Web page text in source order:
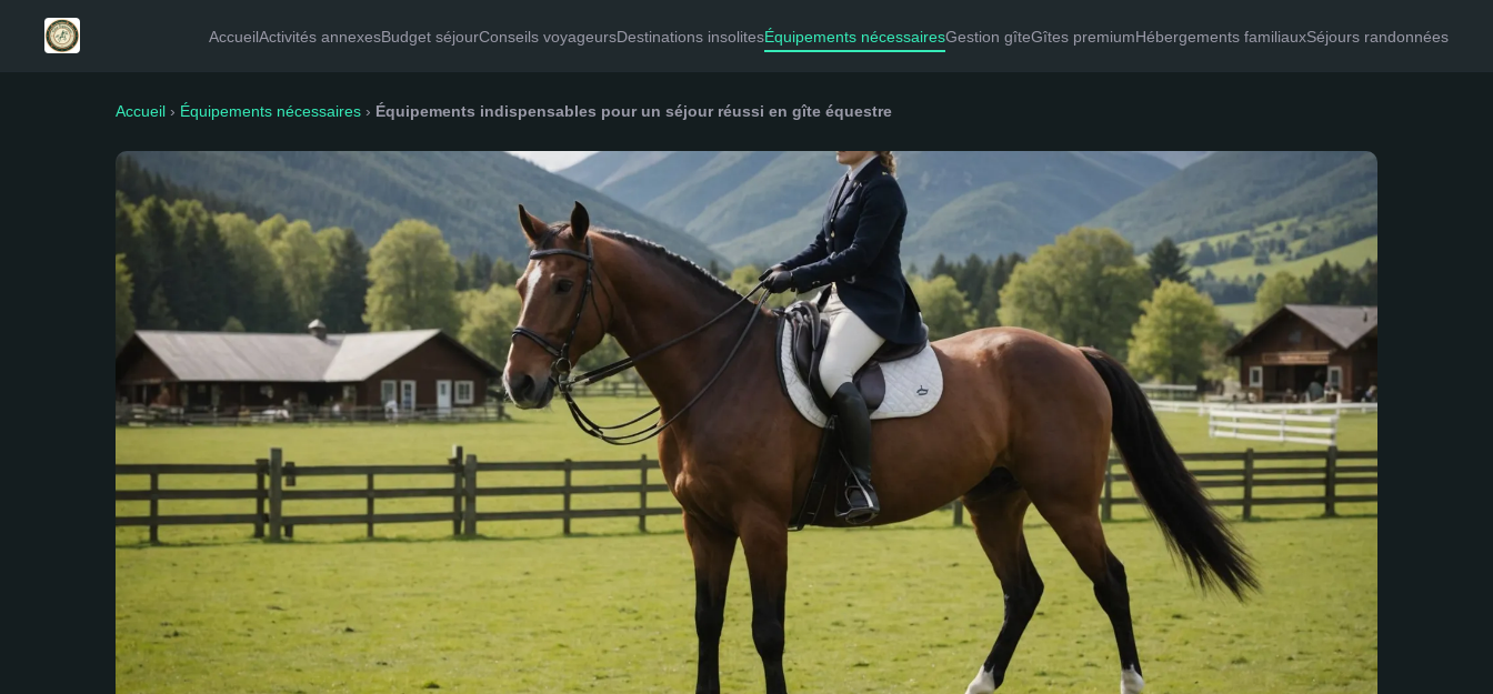
AccueilActivités annexesBudget séjourConseils voyageursDestinations insolitesÉquipements nécessairesGestion gîteGîtes premiumHébergements familiauxSéjours randonnées
Accueil › Équipements nécessaires › Équipements indispensables pour un séjour réussi en gîte équestre